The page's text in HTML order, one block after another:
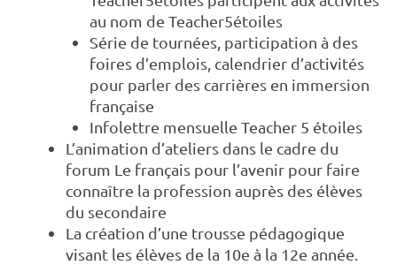
au nom de Teacher5étoiles
Série de tournées, participation à des
foires d’emplois, calendrier d’activités
pour parler des carrières en immersion
française
Infolettre mensuelle Teacher 5 étoiles
L’animation d’ateliers dans le cadre du
forum Le français pour l’avenir pour faire
connaître la profession auprès des élèves
du secondaire
La création d’une trousse pédagogique
visant les élèves de la 10e à la 12e année.